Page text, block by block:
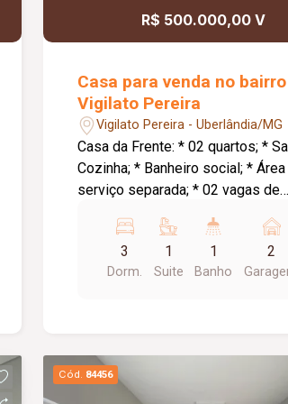
R$ 500.000,00 V
Casa para venda no bairro
Vigilato Pereira
Vigilato Pereira - Uberlândia/MG
Casa da Frente: * 02 quartos; *
Cozinha; * Banheiro social; *
serviço separada; * 02 vagas de
Fundos: * 02 quartos; * Sala; *
* Banheiro social; * Área de
Quintal; * Não possui garagem; *
de locação. As duas residências
ser alugadas de forma
3
Dorm.
1
Suite
1
Banho
2
Cód. 84456